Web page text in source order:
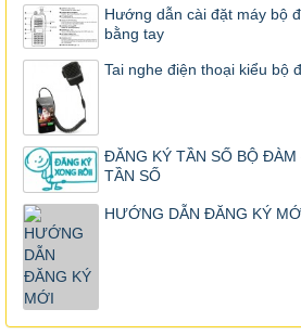
Hướng dẫn cài đặt máy bộ
bằng tay
Tai nghe điện thoại kiểu bộ
ĐĂNG KÝ TẦN SỐ BỘ
TẦN SỐ
HƯỚNG DẪN ĐĂNG KÝ